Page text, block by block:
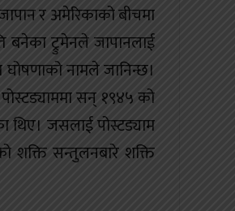
र अमेरिकाको बीचमा
बनेका ट्रुमेनले जापानलाई
नामले जानिन्छ।
सन् १९४५ को
जसलाई पोस्टड्याम
शक्ति सन्तुलनबारे शक्ति